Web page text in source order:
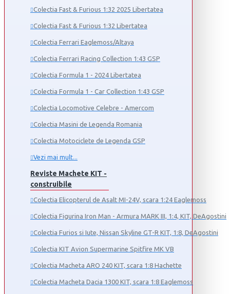
Colectia Fast & Furious 1:32 2025 Libertatea
Colectia Fast & Furious 1:32 Libertatea
Colectia Ferrari Eaglemoss/Altaya
Colectia Ferrari Racing Collection 1:43 GSP
Colectia Formula 1 - 2024 Libertatea
Colectia Formula 1 - Car Collection 1:43 GSP
Colectia Locomotive Celebre - Amercom
Colectia Masini de Legenda Romania
Colectia Motociclete de Legenda GSP
Vezi mai mult...
Reviste Machete KIT -
construibile
Colectia Elicopterul de Asalt MI-24V, scara 1:24 Eaglemoss
Colectia Figurina Iron Man - Armura MARK III, 1:4, KIT, DeAgostini
Colectia Furios si Iute, Nissan Skyline GT-R KIT, 1:8, DeAgostini
Colectia KIT Avion Supermarine Spitfire MK VB
Colectia Macheta ARO 240 KIT, scara 1:8 Hachette
Colectia Macheta Dacia 1300 KIT, scara 1:8 Eaglemoss